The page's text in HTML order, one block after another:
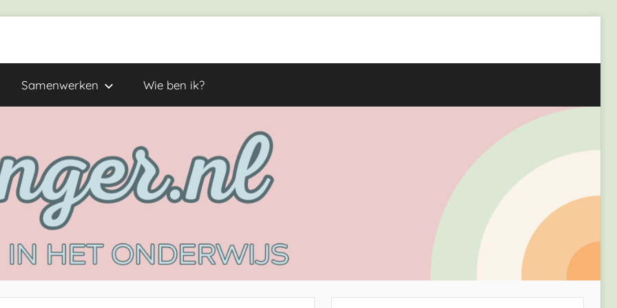
Samenwerken Wie ben ik?